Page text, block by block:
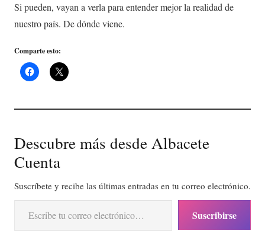
Si pueden, vayan a verla para entender mejor la realidad de
nuestro país. De dónde viene.
Comparte esto:
Descubre más desde Albacete
Cuenta
Suscríbete y recibe las últimas entradas en tu correo electrónico.
Escribe tu correo electrónico…
Suscribirse